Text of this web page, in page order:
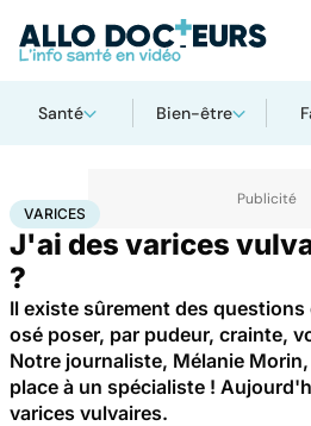
Santé Bien-être
AccueilSanté
VARICES
J'ai des varices
?
Il existe sûrement des
osé poser, par pudeur, crainte,
Notre journaliste, Mélanie
place à un spécialiste !
varices vulvaires.